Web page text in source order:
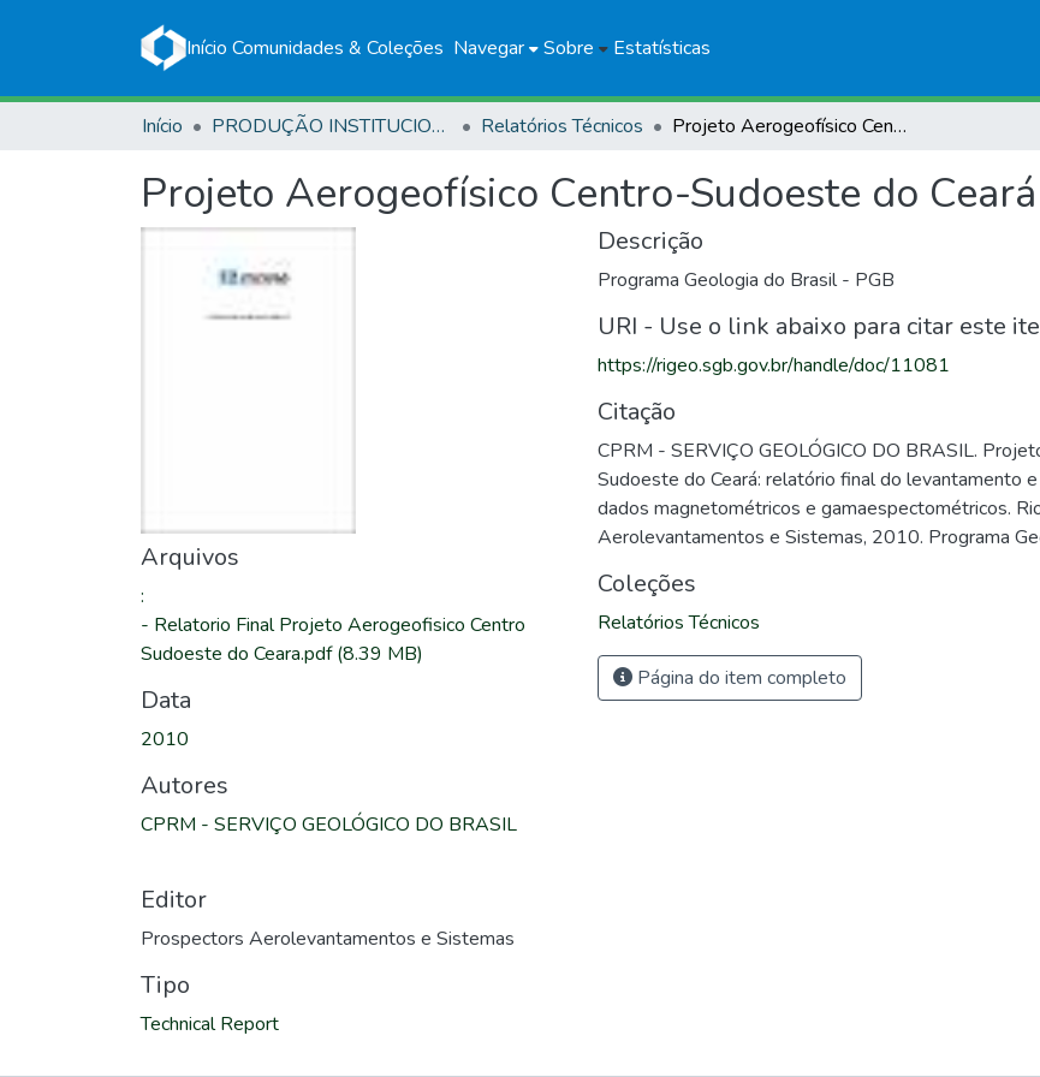
Início Comunidades & Coleções Navegar Sobre Estatísticas
Início PRODUÇÃO INSTITUCIONAL Relatórios Técnicos Projeto Aerogeofísico Centro-Sudoeste do Ceará
Projeto Aerogeofísico Centro-Sudoeste do Ceará
Arquivos
:
- Relatorio Final Projeto Aerogeofisico Centro
Sudoeste do Ceara.pdf(8.39 MB)
Data
2010
Autores
CPRM - SERVIÇO GEOLÓGICO DO BRASIL
Editor
Prospectors Aerolevantamentos e Sistemas
Tipo
Technical Report
Descrição
Programa Geologia do Brasil - PGB
URI - Use o link abaixo para citar este
https://rigeo.sgb.gov.br/handle/doc/11081
Citação
CPRM - SERVIÇO GEOLÓGICO DO BRASIL.
Sudoeste do Ceará: relatório final do levantamento
dados magnetométricos e gamaespectométricos.
Aerolevantamentos e Sistemas, 2010. Programa
Coleções
Relatórios Técnicos
Página do item completo